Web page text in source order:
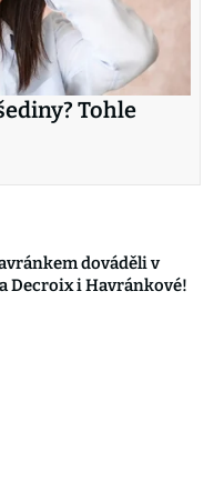
Tohle
dováděli v
Decroix i Havránkové!